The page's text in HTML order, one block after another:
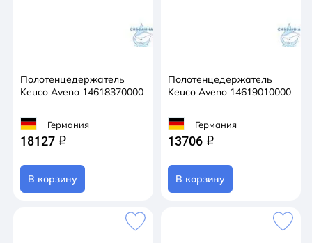
Полотенцедержатель
Keuco Aveno 14618370000
Германия
18127 q
В корзину
Полотенцедержатель
Keuco Aveno 14619010000
Германия
13706 q
В корзину